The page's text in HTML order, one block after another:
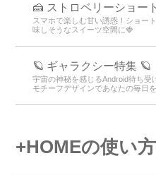
🍰 ストロベリーショー
スマホで楽しむ甘い誘惑！ショー
味しそうなスイーツ空間に🍓
🪐 ギャラクシー特集 🪐
宇宙の神秘を感じるAndroid待ち受
モチーフデザインであなたの毎日
+HOMEの使い